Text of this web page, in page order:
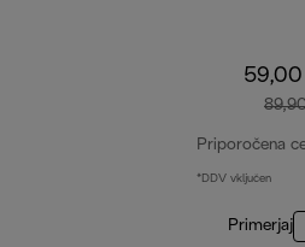
Priporočena
*DDV vključen
Primerjaj